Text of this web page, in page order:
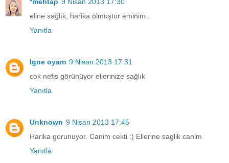
eline sağlık, harika olmuştur eminim..
Yanıtla
Igne oyam 9 Nisan 2013 17:31
cok nefis görünüyor ellerinize sağlık
Yanıtla
Unknown 9 Nisan 2013 17:45
Harika gorunuyor. Canim cekti :) Ellerine saglik canim
Yanıtla